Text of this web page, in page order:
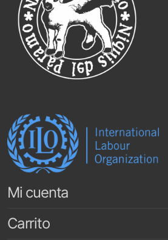
Mi cuenta
Carrito